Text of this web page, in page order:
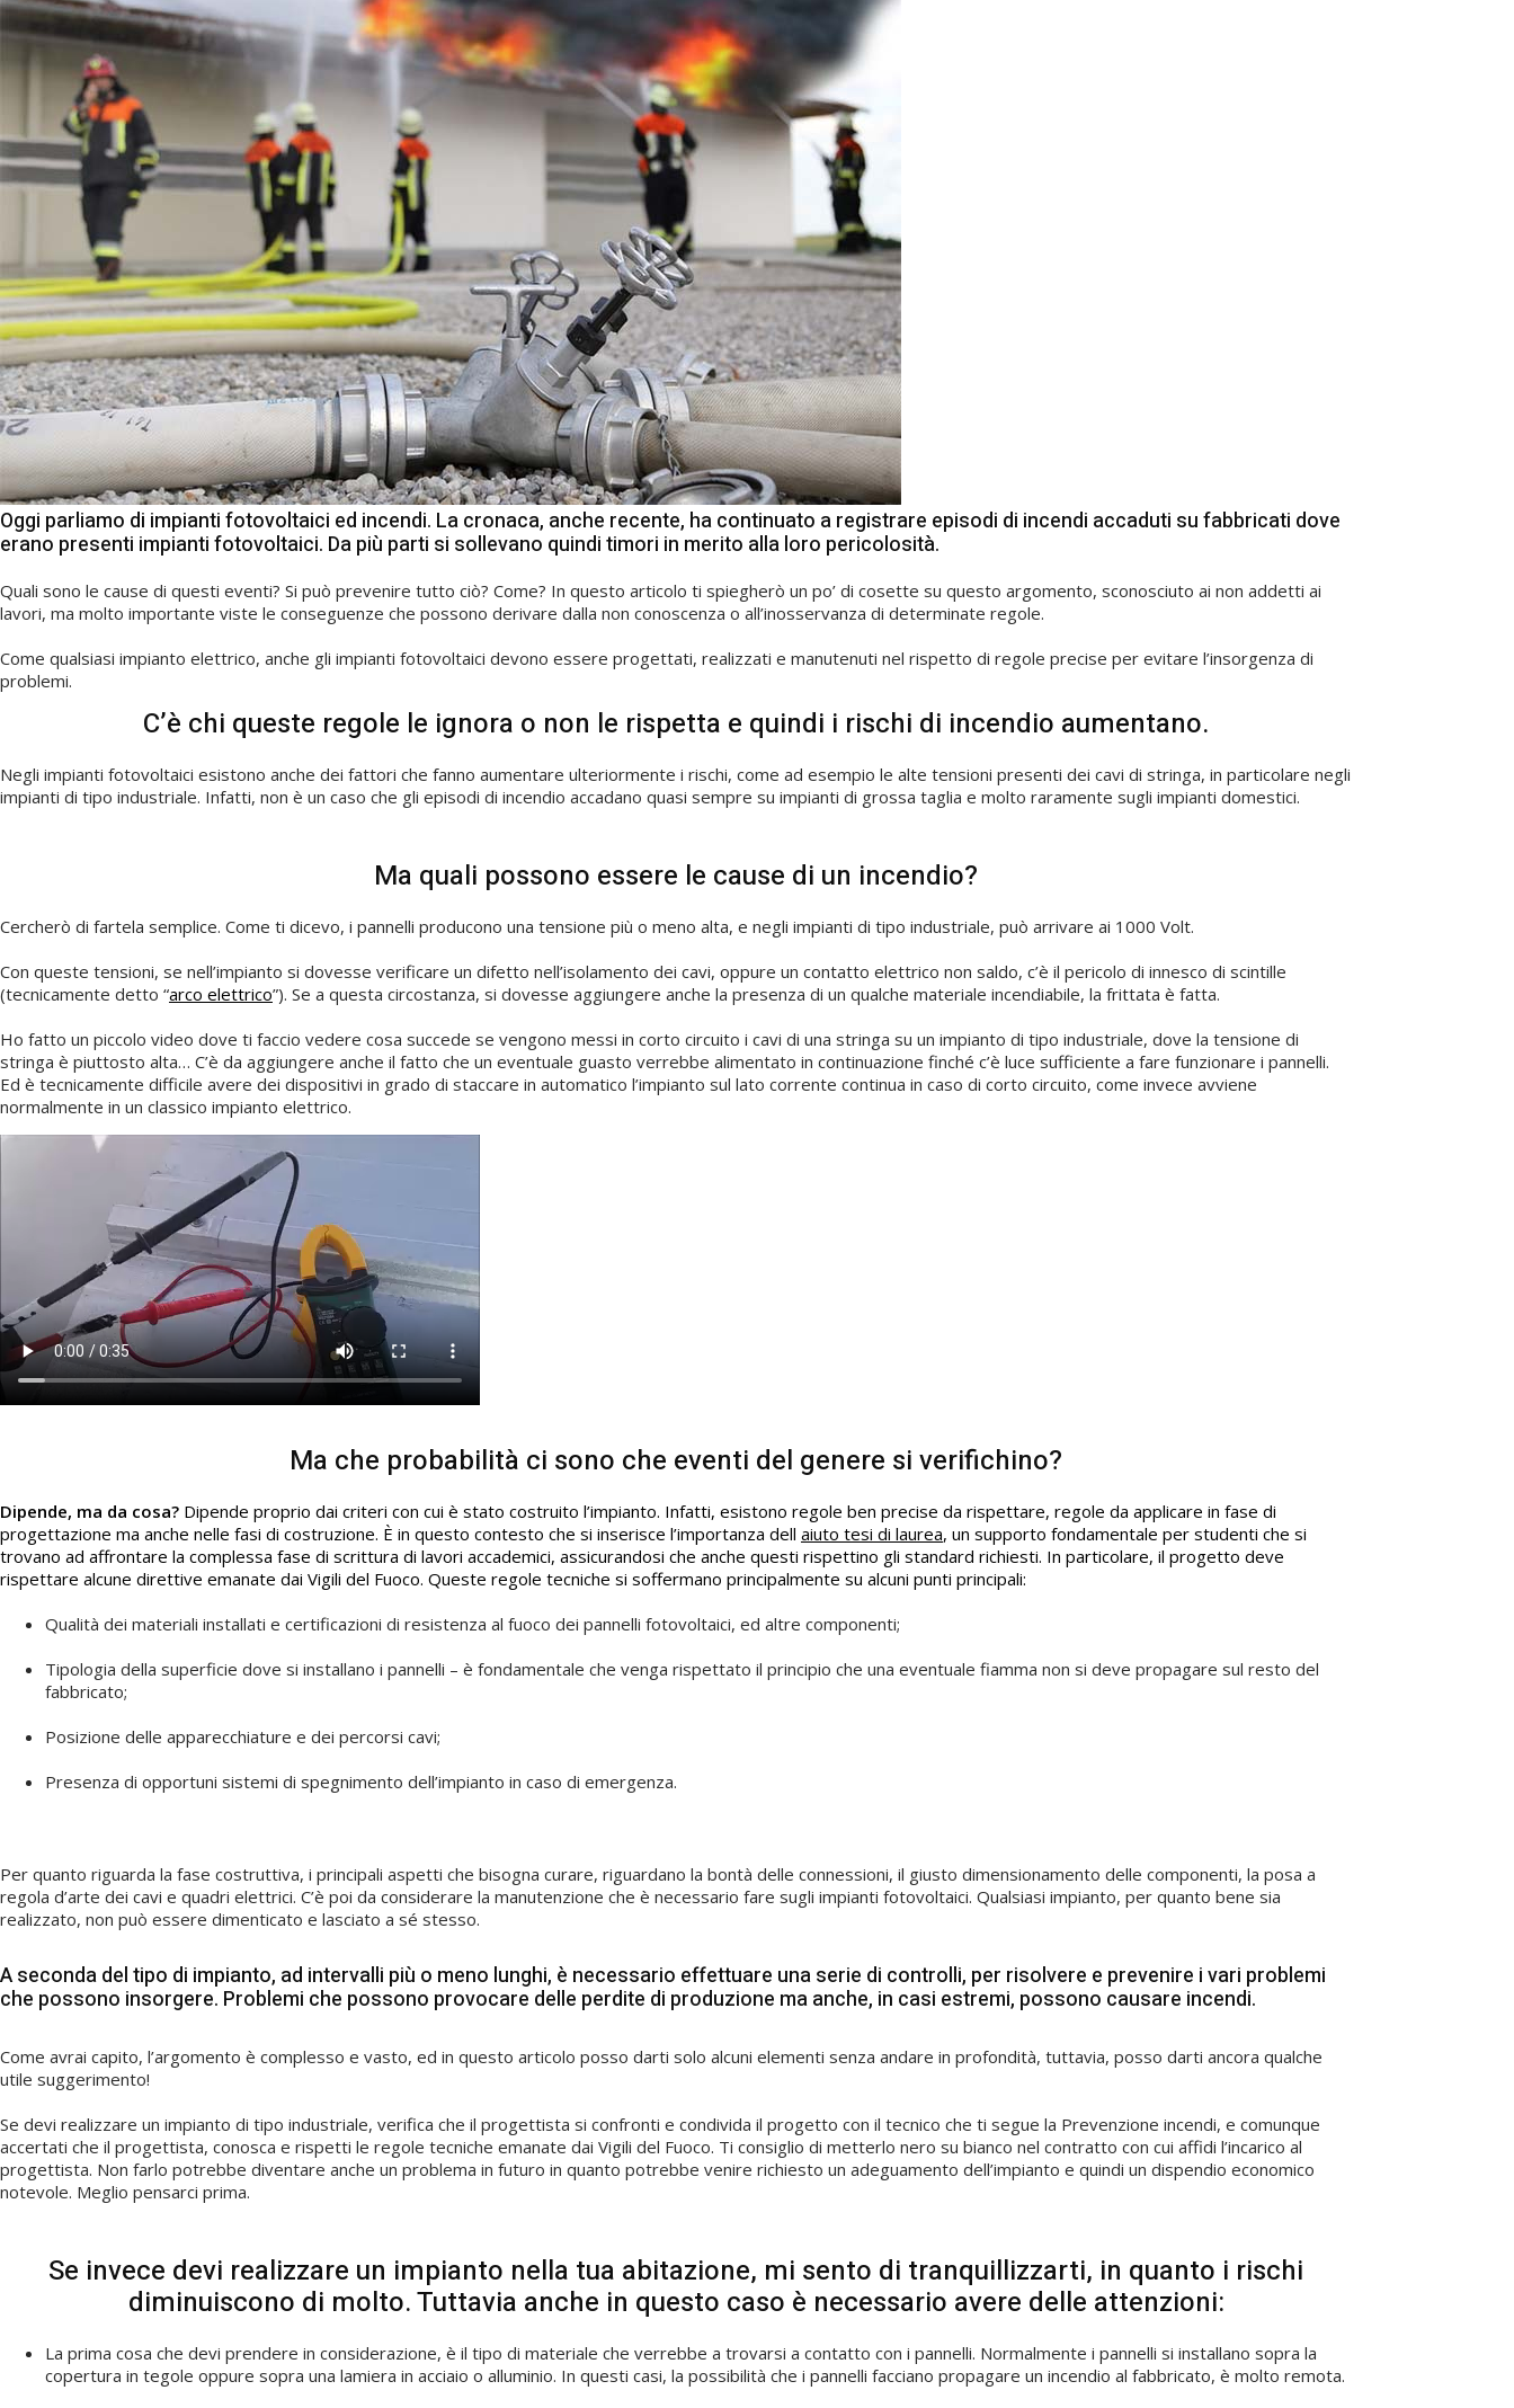
Oggi parliamo di impianti fotovoltaici ed incendi. La cronaca, anche recente, ha continuato a registrare episodi di incendi accaduti su fabbricati dove
erano presenti impianti fotovoltaici. Da più parti si sollevano quindi timori in merito alla loro pericolosità.
Quali sono le cause di questi eventi? Si può prevenire tutto ciò? Come? In questo articolo ti spiegherò un po’ di cosette su questo argomento, sconosciuto ai non addetti ai
lavori, ma molto importante viste le conseguenze che possono derivare dalla non conoscenza o all’inosservanza di determinate regole.
Come qualsiasi impianto elettrico, anche gli impianti fotovoltaici devono essere progettati, realizzati e manutenuti nel rispetto di regole precise per evitare l’insorgenza di
problemi.
C’è chi queste regole le ignora o non le rispetta e quindi i rischi di incendio aumentano.
Negli impianti fotovoltaici esistono anche dei fattori che fanno aumentare ulteriormente i rischi, come ad esempio le alte tensioni presenti dei cavi di stringa, in particolare negli
impianti di tipo industriale. Infatti, non è un caso che gli episodi di incendio accadano quasi sempre su impianti di grossa taglia e molto raramente sugli impianti domestici.
Ma quali possono essere le cause di un incendio?
Cercherò di fartela semplice. Come ti dicevo, i pannelli producono una tensione più o meno alta, e negli impianti di tipo industriale, può arrivare ai 1000 Volt.
Con queste tensioni, se nell’impianto si dovesse verificare un difetto nell’isolamento dei cavi, oppure un contatto elettrico non saldo, c’è il pericolo di innesco di scintille
(tecnicamente detto “arco elettrico”). Se a questa circostanza, si dovesse aggiungere anche la presenza di un qualche materiale incendiabile, la frittata è fatta.
Ho fatto un piccolo video dove ti faccio vedere cosa succede se vengono messi in corto circuito i cavi di una stringa su un impianto di tipo industriale, dove la tensione di
stringa è piuttosto alta… C’è da aggiungere anche il fatto che un eventuale guasto verrebbe alimentato in continuazione finché c’è luce sufficiente a fare funzionare i pannelli.
Ed è tecnicamente difficile avere dei dispositivi in grado di staccare in automatico l’impianto sul lato corrente continua in caso di corto circuito, come invece avviene
normalmente in un classico impianto elettrico.
Ma che probabilità ci sono che eventi del genere si verifichino?
Dipende, ma da cosa? Dipende proprio dai criteri con cui è stato costruito l’impianto. Infatti, esistono regole ben precise da rispettare, regole da applicare in fase di
progettazione ma anche nelle fasi di costruzione. È in questo contesto che si inserisce l’importanza dell aiuto tesi di laurea, un supporto fondamentale per studenti che si
trovano ad affrontare la complessa fase di scrittura di lavori accademici, assicurandosi che anche questi rispettino gli standard richiesti. In particolare, il progetto deve
rispettare alcune direttive emanate dai Vigili del Fuoco. Queste regole tecniche si soffermano principalmente su alcuni punti principali:
Qualità dei materiali installati e certificazioni di resistenza al fuoco dei pannelli fotovoltaici, ed altre componenti;
Tipologia della superficie dove si installano i pannelli – è fondamentale che venga rispettato il principio che una eventuale fiamma non si deve propagare sul resto del
fabbricato;
Posizione delle apparecchiature e dei percorsi cavi;
Presenza di opportuni sistemi di spegnimento dell’impianto in caso di emergenza.
Per quanto riguarda la fase costruttiva, i principali aspetti che bisogna curare, riguardano la bontà delle connessioni, il giusto dimensionamento delle componenti, la posa a
regola d’arte dei cavi e quadri elettrici. C’è poi da considerare la manutenzione che è necessario fare sugli impianti fotovoltaici. Qualsiasi impianto, per quanto bene sia
realizzato, non può essere dimenticato e lasciato a sé stesso.
A seconda del tipo di impianto, ad intervalli più o meno lunghi, è necessario effettuare una serie di controlli, per risolvere e prevenire i vari problemi
che possono insorgere. Problemi che possono provocare delle perdite di produzione ma anche, in casi estremi, possono causare incendi.
Come avrai capito, l’argomento è complesso e vasto, ed in questo articolo posso darti solo alcuni elementi senza andare in profondità, tuttavia, posso darti ancora qualche
utile suggerimento!
Se devi realizzare un impianto di tipo industriale, verifica che il progettista si confronti e condivida il progetto con il tecnico che ti segue la Prevenzione incendi, e comunque
accertati che il progettista, conosca e rispetti le regole tecniche emanate dai Vigili del Fuoco. Ti consiglio di metterlo nero su bianco nel contratto con cui affidi l’incarico al
progettista. Non farlo potrebbe diventare anche un problema in futuro in quanto potrebbe venire richiesto un adeguamento dell’impianto e quindi un dispendio economico
notevole. Meglio pensarci prima.
Se invece devi realizzare un impianto nella tua abitazione, mi sento di tranquillizzarti, in quanto i rischi
diminuiscono di molto. Tuttavia anche in questo caso è necessario avere delle attenzioni:
La prima cosa che devi prendere in considerazione, è il tipo di materiale che verrebbe a trovarsi a contatto con i pannelli. Normalmente i pannelli si installano sopra la
copertura in tegole oppure sopra una lamiera in acciaio o alluminio. In questi casi, la possibilità che i pannelli facciano propagare un incendio al fabbricato, è molto remota.